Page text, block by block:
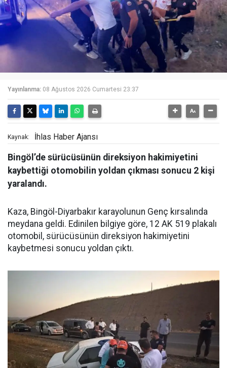
Yayınlanma: 08 Ağustos 2026 Cumartesi 23:37
Kaynak: İhlas Haber Ajansı
Bingöl’de sürücüsünün direksiyon hakimiyetini
kaybettiği otomobilin yoldan çıkması sonucu 2 kişi
yaralandı.
Kaza, Bingöl-Diyarbakır karayolunun Genç kırsalında
meydana geldi. Edinilen bilgiye göre, 12 AK 519 plakalı
otomobil, sürücüsünün direksiyon hakimiyetini
kaybetmesi sonucu yoldan çıktı.